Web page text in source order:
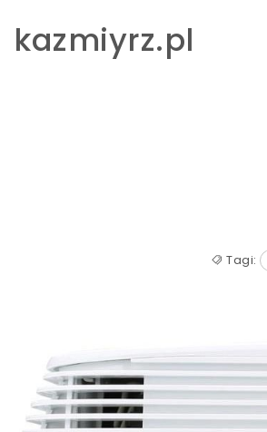
kazmiyrz.pl
Tagi: